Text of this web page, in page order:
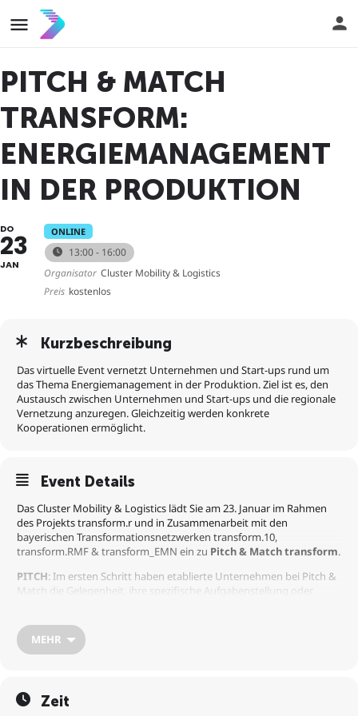
PITCH & MATCH
TRANSFORM:
ENERGIEMANAGEMENT
IN DER PRODUKTION
DO
23
JAN
ONLINE
13:00 - 16:00
Organisator Cluster Mobility & Logistics
Preis kostenlos
Kurzbeschreibung
Das virtuelle Event vernetzt Unternehmen und Start-ups rund um
das Thema Energiemanagement in der Produktion. Ziel ist es, den
Austausch zwischen Unternehmen und Start-ups und die regionale
Vernetzung anzuregen. Gleichzeitig werden konkrete
Kooperationen ermöglicht.
Event Details
Das Cluster Mobility & Logistics lädt Sie am 23. Januar im Rahmen
des Projekts transform.r und in Zusammenarbeit mit den
bayerischen Transformationsnetzwerken transform.10,
transform.RMF & transform_EMN ein zu Pitch & Match transform.
PITCH: Im ersten Schritt haben etablierte Unternehmen bei Pitch &
Match die Gelegenheit, ihre spezifische Aufgabenstellung oder
Anschluss folgt eine Frage- und Antwortrunde per Chat, die den
Pitch abrundet.
beidseitiges Interesse bekundet wurde. Start-ups bewerben sich im
MEHR
Zeit